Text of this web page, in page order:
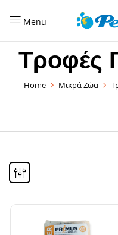
Menu
Τροφές
Home Μικρά Ζώα